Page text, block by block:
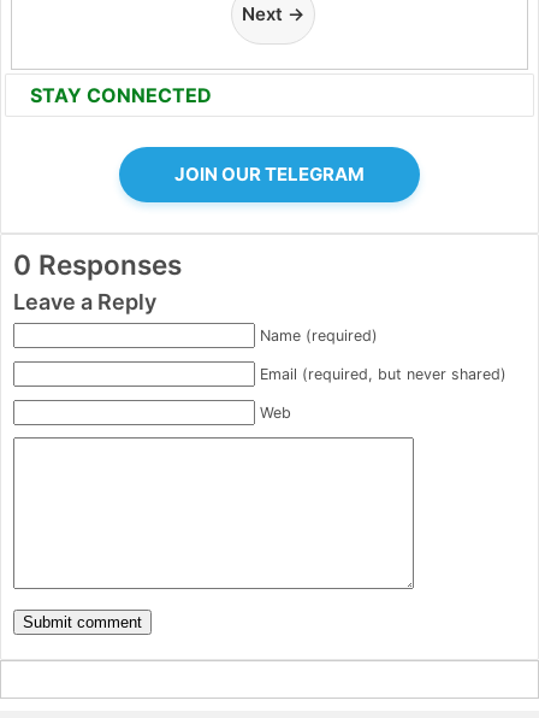
Next →
STAY CONNECTED
JOIN OUR TELEGRAM
0 Responses
Leave a Reply
Name (required)
Email (required, but never shared)
Web